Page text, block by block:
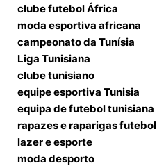
clube futebol África
moda esportiva africana
campeonato da Tunísia
Liga Tunisiana
clube tunisiano
equipe esportiva Tunisia
equipa de futebol tunisiana
rapazes e raparigas futebol
lazer e esporte
moda desporto